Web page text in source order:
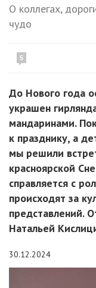
О коллегах,
чудо
5
До Нового года
украшен
мандаринами.
к празднику, а
мы решили
красноярской
справляется с
происходят за
представлений.
Натальей
30.12.2024